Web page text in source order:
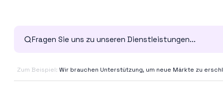
Referenzen
Zum Beispiel: Wir brauchen Unterstützung, um neue Märkte zu